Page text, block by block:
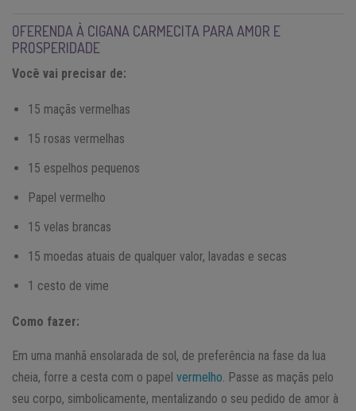
OFERENDA À CIGANA CARMECITA PARA AMOR E
PROSPERIDADE
Você vai precisar de:
15 maçãs vermelhas
15 rosas vermelhas
15 espelhos pequenos
Papel vermelho
15 velas brancas
15 moedas atuais de qualquer valor, lavadas e secas
1 cesto de vime
Como fazer:
Em uma manhã ensolarada de sol, de preferência na fase da lua
cheia, forre a cesta com o papel vermelho . Passe as maçãs pelo
seu corpo, simbolicamente, mentalizando o seu pedido de amor à